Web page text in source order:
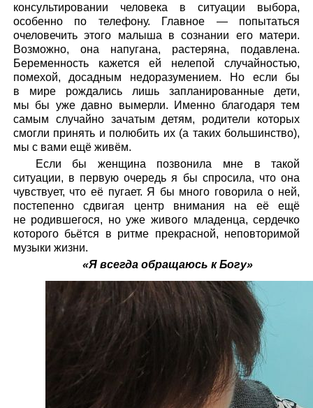
консультировании человека в ситуации выбора,
особенно по телефону. Главное — попытаться
очеловечить этого малыша в сознании его матери.
Возможно, она напугана, растеряна, подавлена.
Беременность кажется ей нелепой случайностью,
помехой, досадным недоразумением. Но если бы
в мире рождались лишь запланированные дети,
мы бы уже давно вымерли. Именно благодаря тем
самым случайно зачатым детям, родители которых
смогли принять и полюбить их (а таких большинство),
мы с вами ещё живём.
Если бы женщина позвонила мне в такой
ситуации, в первую очередь я бы спросила, что она
чувствует, что её пугает. Я бы много говорила о ней,
постепенно сдвигая центр внимания на её ещё
не родившегося, но уже живого младенца, сердечко
которого бьётся в ритме прекрасной, неповторимой
музыки жизни.
«Я всегда обращаюсь к Богу»